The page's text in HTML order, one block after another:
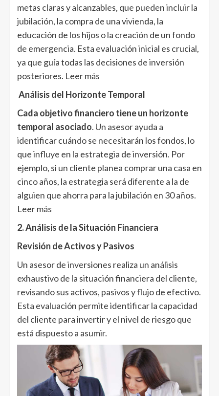
metas claras y alcanzables, que pueden incluir la
jubilación, la compra de una vivienda, la
educación de los hijos o la creación de un fondo
de emergencia. Esta evaluación inicial es crucial,
ya que guía todas las decisiones de inversión
posteriores. Leer más
Análisis del Horizonte Temporal
Cada objetivo financiero tiene un horizonte
temporal asociado. Un asesor ayuda a
identificar cuándo se necesitarán los fondos, lo
que influye en la estrategia de inversión. Por
ejemplo, si un cliente planea comprar una casa en
cinco años, la estrategia será diferente a la de
alguien que ahorra para la jubilación en 30 años.
Leer más
2. Análisis de la Situación Financiera
Revisión de Activos y Pasivos
Un asesor de inversiones realiza un análisis
exhaustivo de la situación financiera del cliente,
revisando sus activos, pasivos y flujo de efectivo.
Esta evaluación permite identificar la capacidad
del cliente para invertir y el nivel de riesgo que
está dispuesto a asumir.